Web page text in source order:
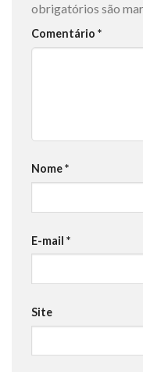
obrigatórios são
Comentário *
Nome*
E-mail *
Site